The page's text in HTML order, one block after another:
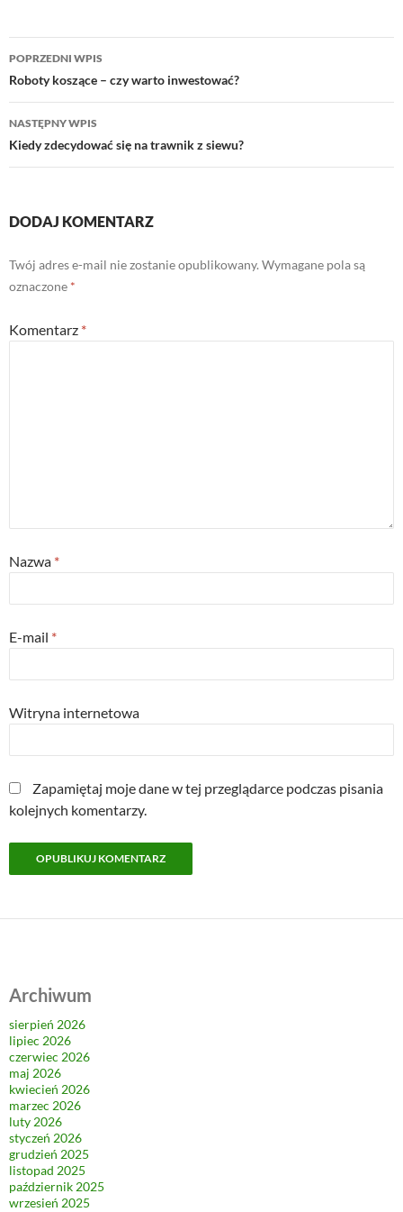
Nawigacja
wpisu
POPRZEDNI WPIS
Roboty koszące – czy warto inwestować?
NASTĘPNY WPIS
Kiedy zdecydować się na trawnik z siewu?
DODAJ KOMENTARZ
Twój adres e-mail nie zostanie opublikowany. Wymagane pola są
oznaczone *
Komentarz *
Nazwa *
E-mail *
Witryna internetowa
Zapamiętaj moje dane w tej przeglądarce podczas pisania
kolejnych komentarzy.
Archiwum
sierpień 2026
lipiec 2026
czerwiec 2026
maj 2026
kwiecień 2026
marzec 2026
luty 2026
styczeń 2026
grudzień 2025
listopad 2025
październik 2025
wrzesień 2025